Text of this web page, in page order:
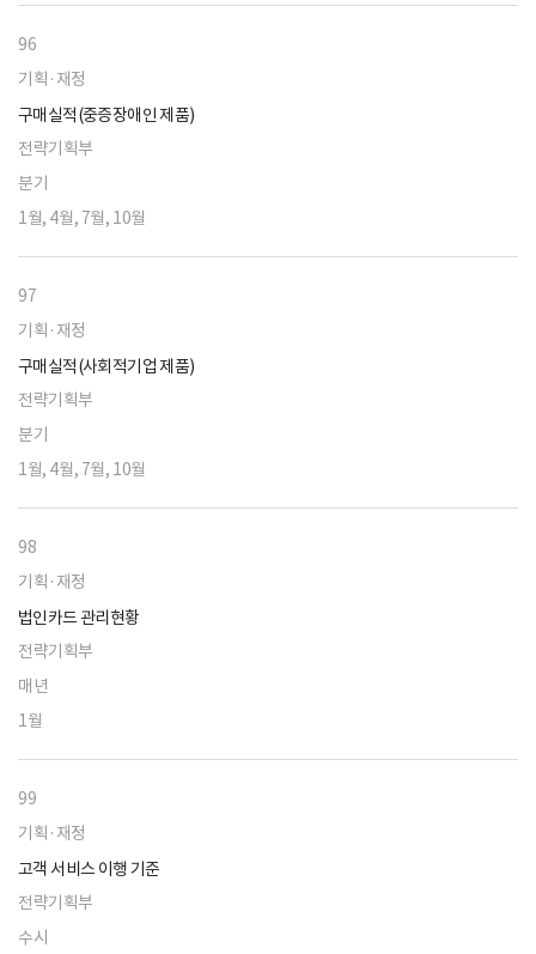
96
기획·재정
구매실적(중증장애인 제품)
전략기획부
분기
1월, 4월, 7월, 10월
97
기획·재정
구매실적(사회적기업 제품)
전략기획부
분기
1월, 4월, 7월, 10월
98
기획·재정
법인카드 관리현황
전략기획부
매년
1월
99
기획·재정
고객 서비스 이행 기준
전략기획부
수시